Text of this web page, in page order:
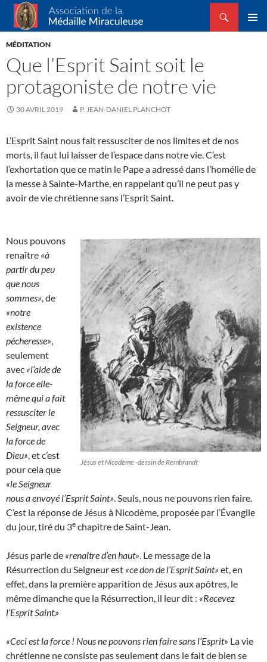
Association de la Médaille Miraculeuse
Recherche
ALLER
AU
MÉDITATION
Que l’Esprit Saint soit le
protagoniste de notre vie
30 AVRIL 2019 P. JEAN-DANIEL PLANCHOT
L’Esprit Saint nous fait ressusciter de nos limites et de nos
morts, il faut lui laisser de l’espace dans notre vie. C’est
l’exhortation que ce matin le Pape a adressé dans l’homélie de
la messe à Sainte-Marthe, en rappelant qu’il ne peut pas y
avoir de vie chrétienne sans l’Esprit Saint.
Jésus et Nicodème -dessin de Rembrandt
Nous pouvons
renaître «à
partir du peu
que nous
sommes», de
«notre
existence
pécheresse»,
seulement
avec «l’aide de
la force elle-
même qui a fait
ressusciter le
Seigneur, avec
la force de
Dieu», et c’est
pour cela que
«le Seigneur
nous a envoyé l’Esprit Saint». Seuls, nous ne pouvons rien faire.
C’est la réponse de Jésus à Nicodème, proposée par l’Évangile
du jour, tiré du 3e chapitre de Saint-Jean.
Jésus parle de «renaître d’en haut». Le message de la
Résurrection du Seigneur est «ce don de l’Esprit Saint» et, en
effet, dans la première apparition de Jésus aux apôtres, le
même dimanche que la Résurrection, il leur dit : «Recevez
l’Esprit Saint.»
«Ceci est la force ! Nous ne pouvons rien faire sans l’Esprit» La vie
chrétienne ne consiste pas seulement dans le fait de bien se